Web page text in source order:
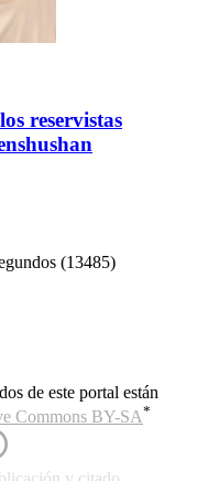
reservistas
(13485)
de este portal están
Commons BY-SA*